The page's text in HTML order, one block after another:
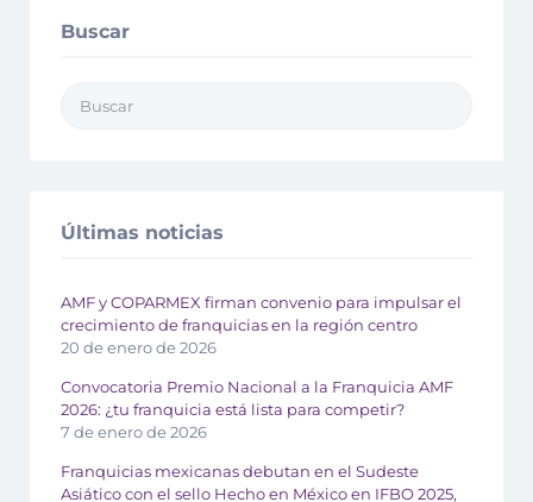
Buscar
Últimas noticias
AMF y COPARMEX firman convenio para impulsar el
crecimiento de franquicias en la región centro
20 de enero de 2026
Convocatoria Premio Nacional a la Franquicia AMF
2026: ¿tu franquicia está lista para competir?
7 de enero de 2026
Franquicias mexicanas debutan en el Sudeste
Asiático con el sello Hecho en México en IFBO 2025,